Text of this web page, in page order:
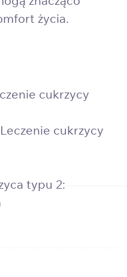
życia.
cukrzycy
cukrzycy
typu 2: